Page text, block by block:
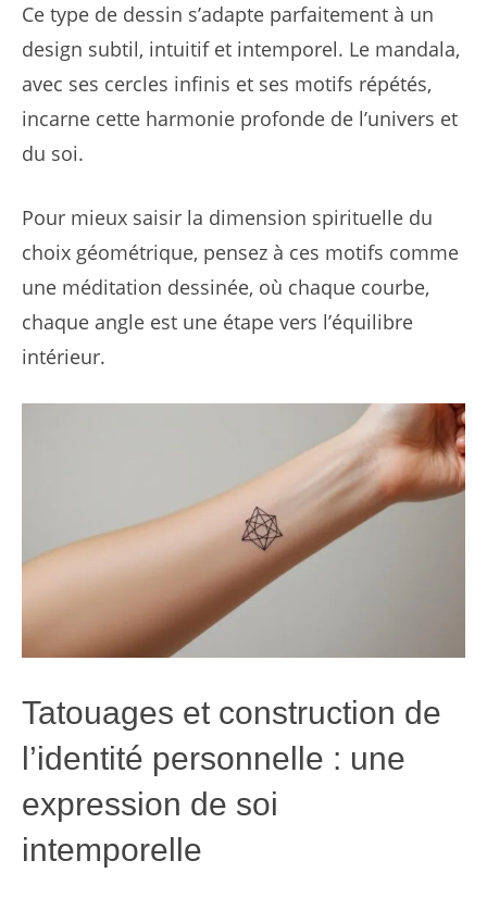
Ce type de dessin s’adapte parfaitement à un
design subtil, intuitif et intemporel. Le mandala,
avec ses cercles infinis et ses motifs répétés,
incarne cette harmonie profonde de l’univers et
du soi.
Pour mieux saisir la dimension spirituelle du
choix géométrique, pensez à ces motifs comme
une méditation dessinée, où chaque courbe,
chaque angle est une étape vers l’équilibre
intérieur.
Tatouages et construction de
l’identité personnelle : une
expression de soi
intemporelle